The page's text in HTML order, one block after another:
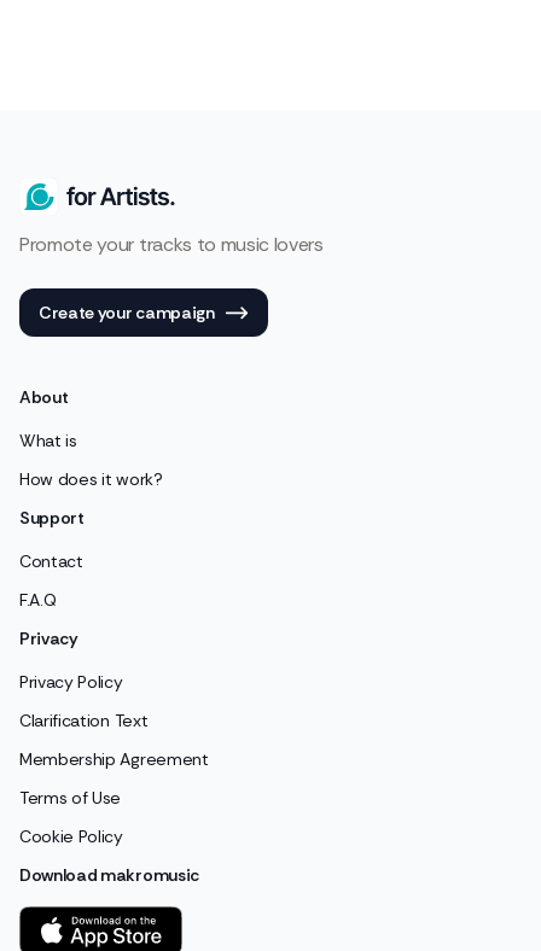
Promote your tracks to music lovers
Create your campaign
About
What is
How does it work?
Support
Contact
F.A.Q
Privacy
Privacy Policy
Clarification Text
Membership Agreement
Terms of Use
Cookie Policy
Download makromusic